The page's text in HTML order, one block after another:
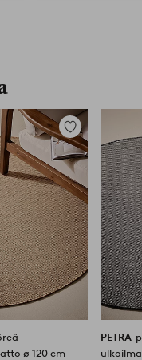
Lisää
suosikkeihin
ø 120 cm
PETRA